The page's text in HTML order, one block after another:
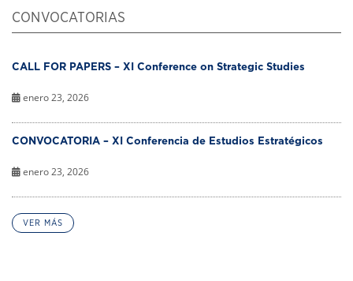
CONVOCATORIAS
CALL FOR PAPERS – XI Conference on Strategic Studies
enero 23, 2026
CONVOCATORIA – XI Conferencia de Estudios Estratégicos
enero 23, 2026
VER MÁS